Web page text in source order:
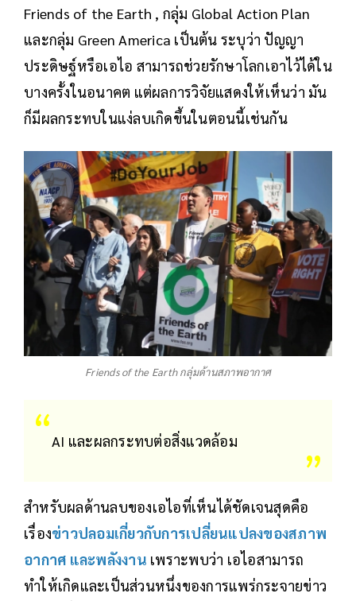
Friends of the Earth , กลุ่ม Global Action Plan
และกลุ่ม Green America เป็นต้น ระบุว่า ปัญญา
ประดิษฐ์หรือเอไอ สามารถช่วยรักษาโลกเอาไว้ได้ใน
บางครั้งในอนาคต แต่ผลการวิจัยแสดงให้เห็นว่า มัน
ก็มีผลกระทบในแง่ลบเกิดขึ้นในตอนนี้เช่นกัน
Friends of the Earth กลุ่มด้านสภาพอากาศ
AI และผลกระทบต่อสิ่งแวดล้อม
สำหรับผลด้านลบของเอไอที่เห็นได้ชัดเจนสุดคือ
เรื่องข่าวปลอมเกี่ยวกับการเปลี่ยนแปลงของสภาพ
อากาศ และพลังงาน เพราะพบว่า เอไอสามารถ
ทำให้เกิดและเป็นส่วนหนึ่งของการแพร่กระจายข่าว